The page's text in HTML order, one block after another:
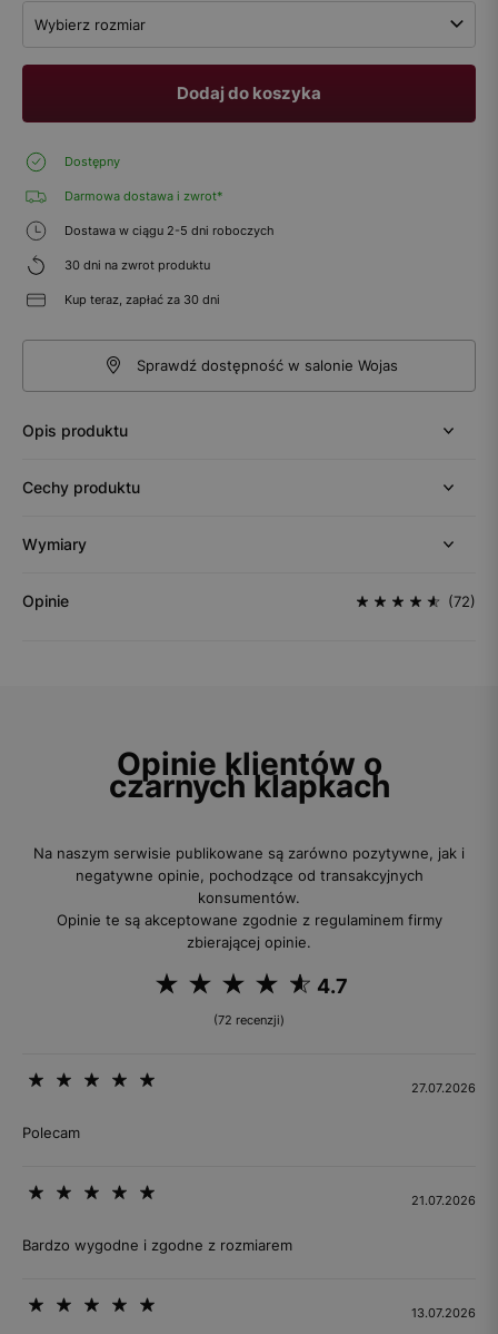
Wybierz rozmiar
Dodaj do koszyka
Dostępny
Darmowa dostawa i zwrot*
Dostawa w ciągu 2-5 dni roboczych
30 dni na zwrot produktu
Kup teraz, zapłać za 30 dni
Sprawdź dostępność w salonie Wojas
Opis produktu
Cechy produktu
Wymiary
Opinie (72)
Opinie klientów o
czarnych klapkach
Na naszym serwisie publikowane są zarówno pozytywne, jak i
negatywne opinie, pochodzące od transakcyjnych
konsumentów.
Opinie te są akceptowane zgodnie z regulaminem firmy
zbierającej opinie.
4.7
(72 recenzji)
27.07.2026
Polecam
21.07.2026
Bardzo wygodne i zgodne z rozmiarem
13.07.2026